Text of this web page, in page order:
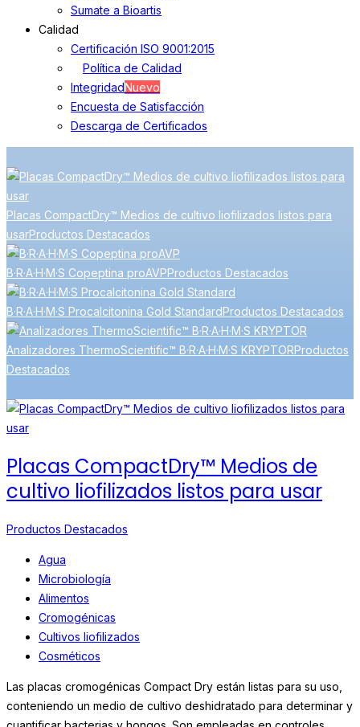
Sumate a Bioartis
Calidad
Certificación ISO 9001:2015
Política de Calidad
IntegridadNuevo
Encuesta de Satisfacción
Descarga de Certificados
Placas CompactDry™ Medios de cultivo liofilizados listos para
usarProductos Destacados
B·R·A·H·M·S Copeptina proAVPProductos Destacados
B·R·A·H·M·S Procalcitonina Gold StandardProductos Destacados
Analizadores ThermoScientific™ B·R·A·H·M·S KRYPTORProductos
Destacados
Placas CompactDry™ Medios de
cultivo liofilizados listos para usar
Productos Destacados
Agua
Microbiología
Alimentos
Cromogénicas
Cultivos liofilizados
Cosméticos
Las placas cromogénicas Compact Dry están listas para su uso,
conteniendo un medio de cultivo deshidratado para determinar y